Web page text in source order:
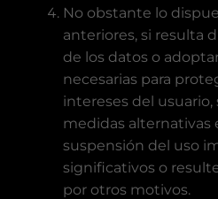
No obstante lo
anteriores, si resulta
de los datos o
necesarias para
intereses del
medidas alternativas
suspensión del uso
significativos o
por otros motivos.